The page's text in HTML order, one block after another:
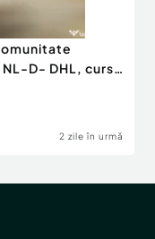
2 zile în urmă